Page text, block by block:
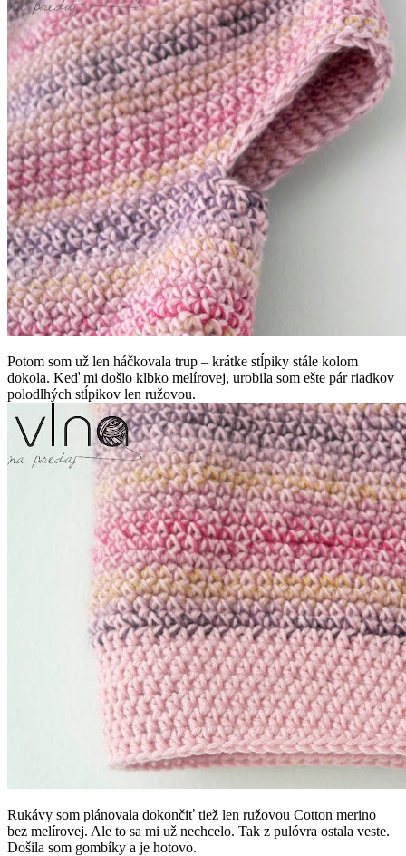
Potom som už len háčkovala trup – krátke stĺpiky stále kolom
dokola. Keď mi došlo klbko melírovej, urobila som ešte pár riadkov
polodlhých stĺpikov len ružovou.
Rukávy som plánovala dokončiť tiež len ružovou Cotton merino
bez melírovej. Ale to sa mi už nechcelo. Tak z pulóvra ostala veste.
Došila som gombíky a je hotovo.